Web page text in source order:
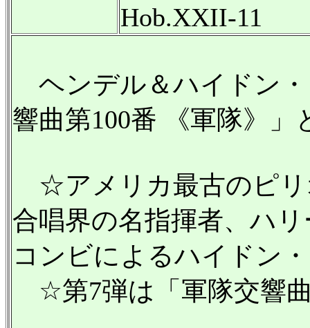
Hob.XXII-11
ヘンデル＆ハイドン
響曲第100番 《軍隊》
☆アメリカ最古のピリ
合唱界の名指揮者、ハ
コンビによるハイドン
☆第7弾は「軍隊交響